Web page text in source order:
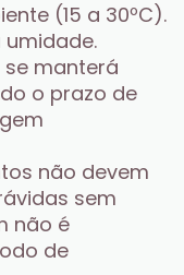
(15 a 30ºC).
umidade.
manterá
o prazo de
não devem
sem
não é
de